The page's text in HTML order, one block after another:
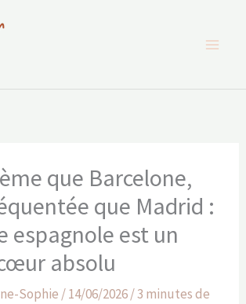
que Barcelone,
que Madrid :
espagnole est un
absolu
Sophie /14/06/2026/3 minutes de